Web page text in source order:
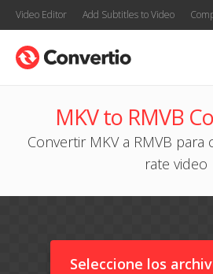
Video Editor Add Subtitles to Video
MKV to RMVB
Convertir MKV a RMVB para
rate video
Seleccione los